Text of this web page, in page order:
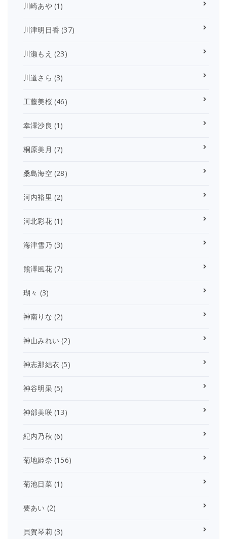
川崎あや(1)
川津明日香 (37)
川瀬もえ (23)
川道さら (3)
工藤美桜(46)
幸澤沙良 (1)
桐原美月 (7)
桑島海空(28)
河内裕里 (2)
河北彩花(1)
海津雪乃 (3)
熊澤風花(7)
瑚々 (3)
神南りな (2)
神山みれい (2)
神志那結衣 (5)
神谷明采(5)
神部美咲(13)
紀内乃秋 (6)
菊地姫奈 (156)
菊池日菜(1)
要あい (2)
貝賀琴莉 (3)